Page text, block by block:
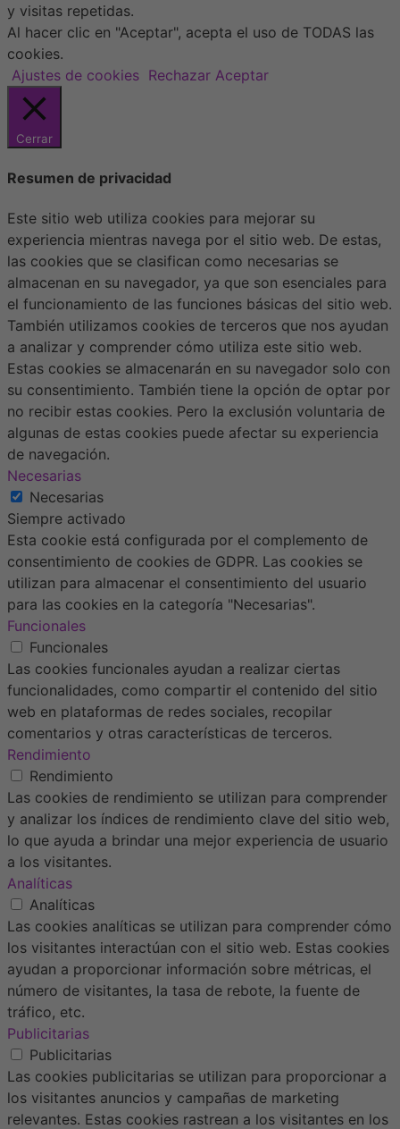
y visitas repetidas.
Al hacer clic en "Aceptar", acepta el uso de TODAS las
cookies.
Ajustes de cookies Rechazar Aceptar
Cerrar
Resumen de privacidad
Este sitio web utiliza cookies para mejorar su
experiencia mientras navega por el sitio web. De estas,
las cookies que se clasifican como necesarias se
almacenan en su navegador, ya que son esenciales para
el funcionamiento de las funciones básicas del sitio web.
También utilizamos cookies de terceros que nos ayudan
a analizar y comprender cómo utiliza este sitio web.
Estas cookies se almacenarán en su navegador solo con
su consentimiento. También tiene la opción de optar por
no recibir estas cookies. Pero la exclusión voluntaria de
algunas de estas cookies puede afectar su experiencia
de navegación.
Necesarias
Necesarias
Siempre activado
Esta cookie está configurada por el complemento de
consentimiento de cookies de GDPR. Las cookies se
utilizan para almacenar el consentimiento del usuario
para las cookies en la categoría "Necesarias".
Funcionales
Funcionales
Las cookies funcionales ayudan a realizar ciertas
funcionalidades, como compartir el contenido del sitio
web en plataformas de redes sociales, recopilar
comentarios y otras características de terceros.
Rendimiento
Rendimiento
Las cookies de rendimiento se utilizan para comprender
y analizar los índices de rendimiento clave del sitio web,
lo que ayuda a brindar una mejor experiencia de usuario
a los visitantes.
Analíticas
Analíticas
Las cookies analíticas se utilizan para comprender cómo
los visitantes interactúan con el sitio web. Estas cookies
ayudan a proporcionar información sobre métricas, el
número de visitantes, la tasa de rebote, la fuente de
tráfico, etc.
Publicitarias
Publicitarias
Las cookies publicitarias se utilizan para proporcionar a
los visitantes anuncios y campañas de marketing
relevantes. Estas cookies rastrean a los visitantes en los